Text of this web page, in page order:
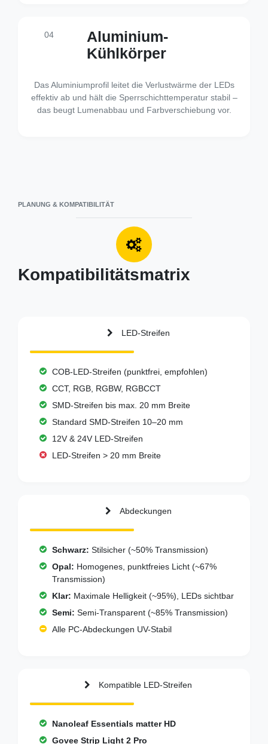
04
Aluminium-
Kühlkörper
Das Aluminiumprofil leitet die Verlustwärme der LEDs
effektiv ab und hält die Sperrschichttemperatur stabil –
das beugt Lumenabbau und Farbverschiebung vor.
PLANUNG & KOMPATIBILITÄT
Kompatibilitätsmatrix
LED-Streifen
COB-LED-Streifen (punktfrei, empfohlen)
CCT, RGB, RGBW, RGBCCT
SMD-Streifen bis max. 20 mm Breite
Standard SMD-Streifen 10–20 mm
12V & 24V LED-Streifen
LED-Streifen > 20 mm Breite
Abdeckungen
Schwarz: Stilsicher (~50% Transmission)
Opal: Homogenes, punktfreies Licht (~67%
Transmission)
Klar: Maximale Helligkeit (~95%), LEDs sichtbar
Semi: Semi-Transparent (~85% Transmission)
Alle PC-Abdeckungen UV-Stabil
Kompatible LED-Streifen
Nanoleaf Essentials matter HD
Govee Strip Light 2 Pro